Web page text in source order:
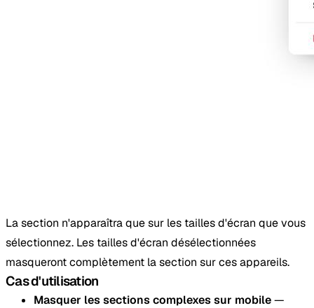
La section n'apparaîtra que sur les tailles d'écran que vous
sélectionnez. Les tailles d'écran désélectionnées
masqueront complètement la section sur ces appareils.
Cas d'utilisation
Masquer les sections complexes sur mobile—